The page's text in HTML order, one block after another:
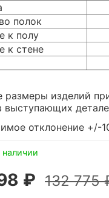
наличии
₽ 132 775
полок
к полу
к стене
размеры изделий
выступающих
отклонение +/-